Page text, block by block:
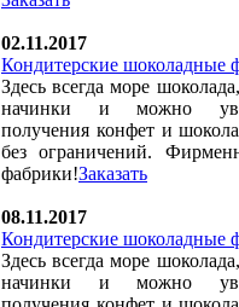
02.11.2017
Кондитерские шоколадные
Здесь всегда море
начинки и можно
получения конфет и
без ограничений.
фабрики!Заказать
08.11.2017
Кондитерские шоколадные
Здесь всегда море
начинки и можно